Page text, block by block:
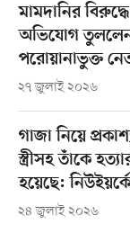
মামদানির
অভিযোগ
পরোয়ানাভুক্ত
২৭ জুলাই ২০২৬
গাজা নিয়ে
স্ত্রীসহ তাঁকে
হয়েছে:
২৪ জুলাই ২০২৬